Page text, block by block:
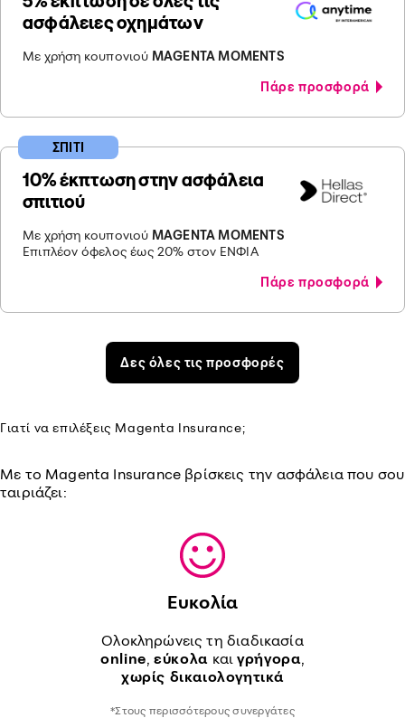
ασφάλειες οχημάτων
Με χρήση κουπονιού MAGENTA MOMENTS
Πάρε προσφορά
10% έκπτωση στην ασφάλεια
σπιτιού
Με χρήση κουπονιού MAGENTA MOMENTS
Επιπλέον όφελος έως 20% στον ΕΝΦΙΑ
Πάρε προσφορά
ΣΠΙΤΙ
Δες όλες τις προσφορές
Γιατί να επιλέξεις Magenta Insurance;
Με το Magenta Insurance βρίσκεις την ασφάλεια που σου
ταιριάζει:
Ευκολία
Ολοκληρώνεις τη διαδικασία
online,εύκολα καιγρήγορα,
χωρίς δικαιολογητικά
*Στους περισσότερους συνεργάτες